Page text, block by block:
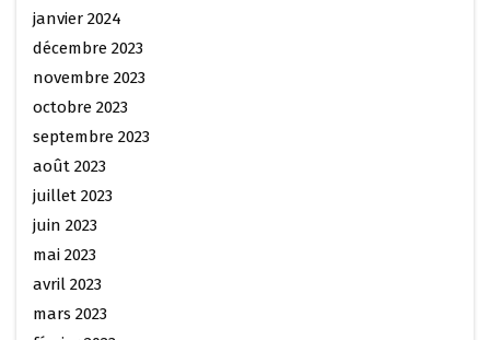
janvier 2024
décembre 2023
novembre 2023
octobre 2023
septembre 2023
août 2023
juillet 2023
juin 2023
mai 2023
avril 2023
mars 2023